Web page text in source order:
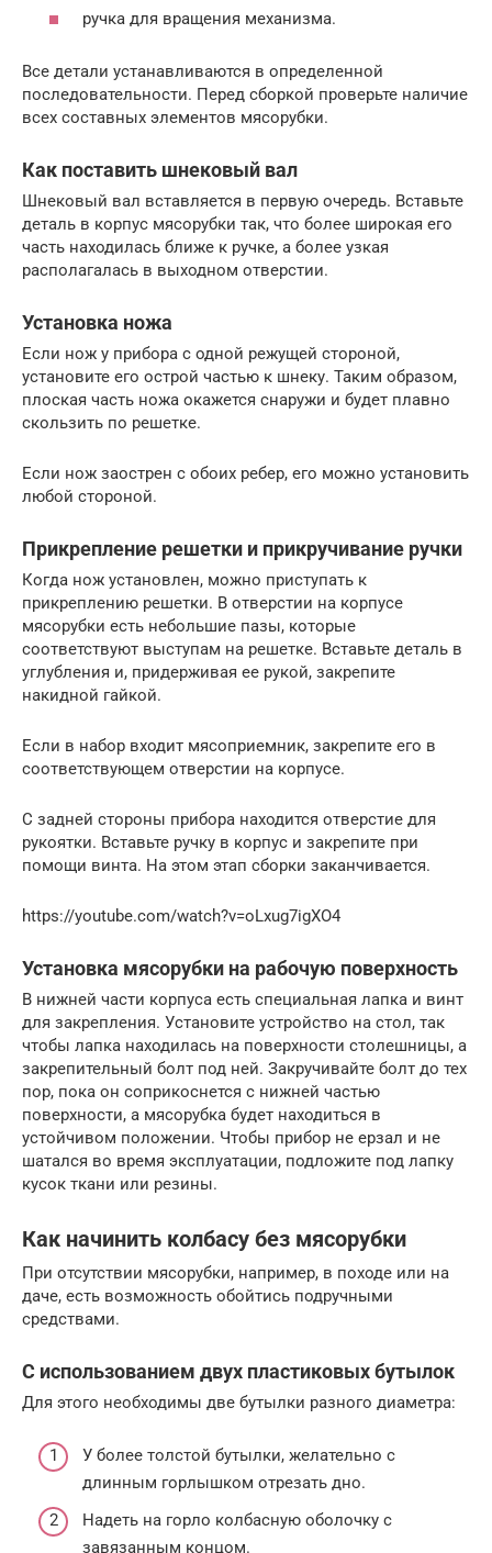
ручка для вращения механизма.
Все детали устанавливаются в определенной
последовательности. Перед сборкой проверьте наличие
всех составных элементов мясорубки.
Как поставить шнековый вал
Шнековый вал вставляется в первую очередь. Вставьте
деталь в корпус мясорубки так, что более широкая его
часть находилась ближе к ручке, а более узкая
располагалась в выходном отверстии.
Установка ножа
Если нож у прибора с одной режущей стороной,
установите его острой частью к шнеку. Таким образом,
плоская часть ножа окажется снаружи и будет плавно
скользить по решетке.
Если нож заострен с обоих ребер, его можно установить
любой стороной.
Прикрепление решетки и прикручивание ручки
Когда нож установлен, можно приступать к
прикреплению решетки. В отверстии на корпусе
мясорубки есть небольшие пазы, которые
соответствуют выступам на решетке. Вставьте деталь в
углубления и, придерживая ее рукой, закрепите
накидной гайкой.
Если в набор входит мясоприемник, закрепите его в
соответствующем отверстии на корпусе.
С задней стороны прибора находится отверстие для
рукоятки. Вставьте ручку в корпус и закрепите при
помощи винта. На этом этап сборки заканчивается.
https://youtube.com/watch?v=oLxug7igXO4
Установка мясорубки на рабочую поверхность
В нижней части корпуса есть специальная лапка и винт
для закрепления. Установите устройство на стол, так
чтобы лапка находилась на поверхности столешницы, а
закрепительный болт под ней. Закручивайте болт до тех
пор, пока он соприкоснется с нижней частью
поверхности, а мясорубка будет находиться в
устойчивом положении. Чтобы прибор не ерзал и не
шатался во время эксплуатации, подложите под лапку
кусок ткани или резины.
Как начинить колбасу без мясорубки
При отсутствии мясорубки, например, в походе или на
даче, есть возможность обойтись подручными
средствами.
С использованием двух пластиковых бутылок
Для этого необходимы две бутылки разного диаметра:
У более толстой бутылки, желательно с
длинным горлышком отрезать дно.
Надеть на горло колбасную оболочку с
завязанным концом.